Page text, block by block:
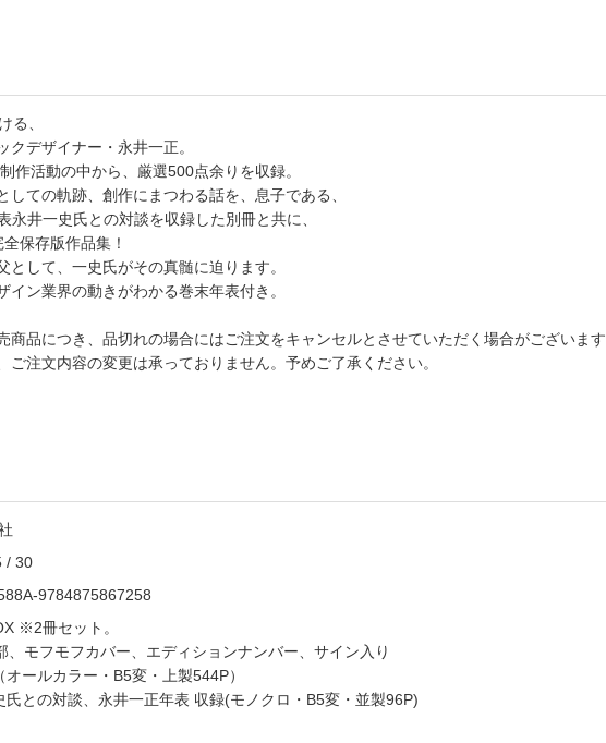
る、
クデザイナー・永井一正。
作活動の中から、厳選500点余りを収録。
しての軌跡、創作にまつわる話を、息子である、
永井一史氏との対談を収録した別冊と共に、
保存版作品集！
として、一史氏がその真髄に迫ります。
イン業界の動きがわかる巻末年表付き。
品につき、品切れの場合にはご注文をキャンセルとさせていただく場合がございます
注文内容の変更は承っておりません。予めご了承ください。
/ 30
9784875867258
※2冊セット。
、モフモフカバー、エディションナンバー、サイン入り
オールカラー・B5変・上製544P）
氏との対談、永井一正年表 収録(モノクロ・B5変・並製96P)